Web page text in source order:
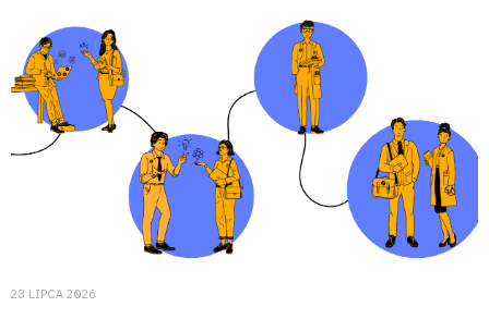
23 LIPCA 2026